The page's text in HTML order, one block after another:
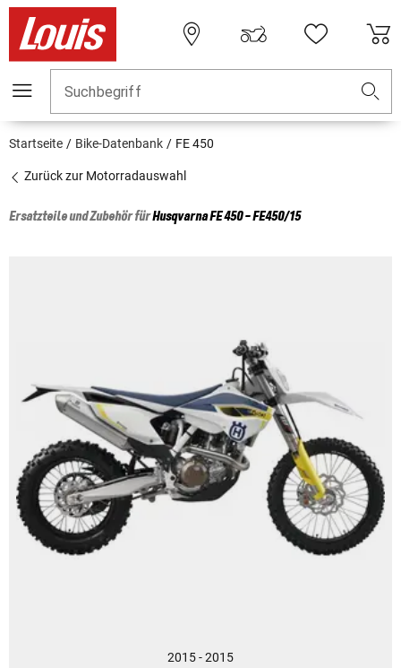
Suchbegriff
Startseite Bike-Datenbank FE 450
Zurück zur Motorradauswahl
Ersatzteile und Zubehör fürHusqvarnaFE 450 - FE450/15
2015 - 2015